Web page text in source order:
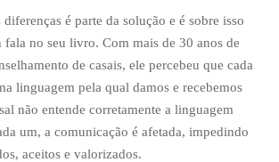
diferenças é parte da solução e é sobre isso
fala no seu livro. Com mais de 30 anos de
de casais, ele percebeu que cada
linguagem pela qual damos e recebemos
não entende corretamente a linguagem
um, a comunicação é afetada, impedindo
aceitos e valorizados.